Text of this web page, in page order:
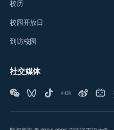
校历
校园开放日
到访校园
社交媒体